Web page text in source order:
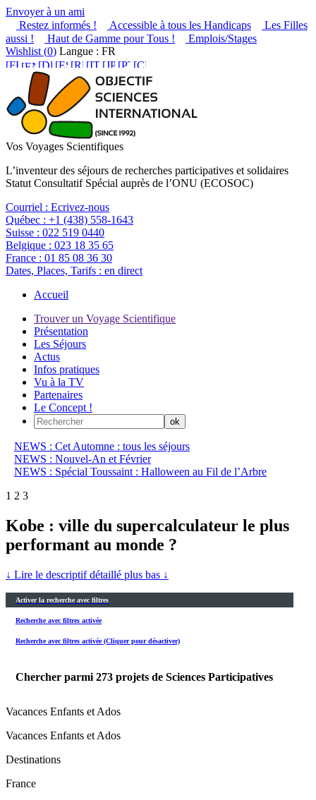
Envoyer à un ami
Restez informés !
Accessible à tous les Handicaps
Les Filles
aussi !
Haut de Gamme pour Tous !
Emplois/Stages
Wishlist (0) Langue : FR
Vos Voyages Scientifiques
L’inventeur des séjours de recherches participatives et solidaires
Statut Consultatif Spécial auprès de l’ONU (ECOSOC)
Courriel : Ecrivez-nous
Québec : +1 (438) 558-1643
Suisse : 022 519 0440
Belgique : 023 18 35 65
France : 01 85 08 36 30
Dates, Places, Tarifs : en direct
Accueil
Trouver un Voyage Scientifique
Présentation
Les Séjours
Actus
Infos pratiques
Vu à la TV
Partenaires
Le Concept !
NEWS : Cet Automne : tous les séjours
NEWS : Nouvel-An et Février
NEWS : Spécial Toussaint : Halloween au Fil de l’Arbre
1 2 3
Kobe : ville du supercalculateur le plus
performant au monde ?
↓ Lire le descriptif détaillé plus bas ↓
Activer la recherche avec filtres
Recherche avec filtres activée
Recherche avec filtres activée (Cliquer pour désactiver)
Chercher parmi 273 projets de Sciences Participatives
Vacances Enfants et Ados
Vacances Enfants et Ados
Destinations
France